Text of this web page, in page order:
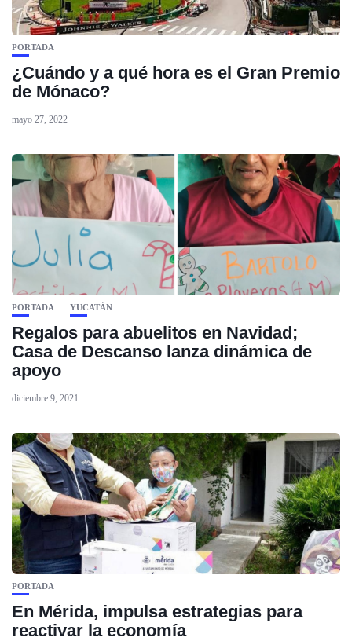
PORTADA
¿Cuándo y a qué hora es el Gran Premio
de Mónaco?
mayo 27, 2022
PORTADA YUCATÁN
Regalos para abuelitos en Navidad;
Casa de Descanso lanza dinámica de
apoyo
diciembre 9, 2021
PORTADA
En Mérida, impulsa estrategias para
reactivar la economía